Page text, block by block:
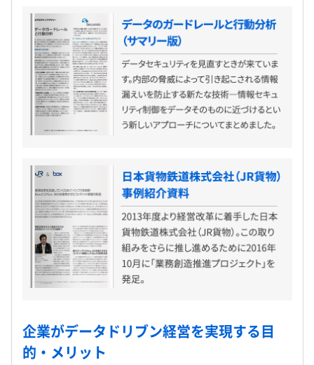
企業がデータドリブン経営を実現する目
的・メリット